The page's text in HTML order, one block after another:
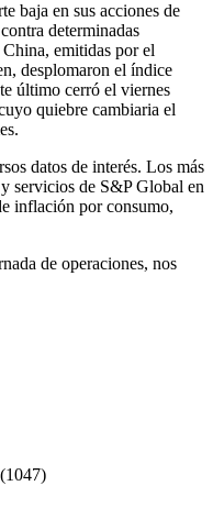
baja en sus acciones de
determinadas
China, emitidas por el
desplomaron el índice
último cerró el viernes
quiebre cambiaria el
datos de interés. Los más
servicios de S&P Global en
inflación por consumo,
de operaciones, nos